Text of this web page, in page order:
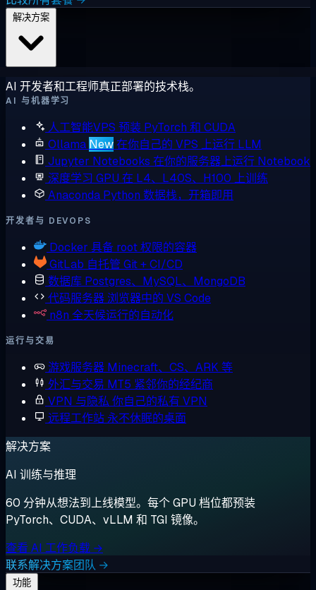
AI 开发者和工程师真正部署的技术栈。
AI 与机器学习
人工智能VPS 预装 PyTorch 和 CUDA
Ollama New在你自己的 VPS 上运行 LLM
Jupyter Notebooks 在你的服务器上运行 Notebook
深度学习 GPU 在 L4、L40S、H100 上训练
Anaconda Python 数据栈，开箱即用
开发者与 DEVOPS
Docker 具备 root 权限的容器
GitLab 自托管 Git + CI/CD
数据库 Postgres、MySQL、MongoDB
代码服务器 浏览器中的 VS Code
n8n 全天候运行的自动化
运行与交易
游戏服务器 Minecraft、CS、ARK 等
外汇与交易 MT5 紧邻你的经纪商
VPN 与隐私 你自己的私有 VPN
远程工作站 永不休眠的桌面
解决方案
AI 训练与推理
60 分钟从想法到上线模型。每个 GPU 档位都预装
PyTorch、CUDA、vLLM 和 TGI 镜像。
查看 AI 工作负载 →
联系解决方案团队 →